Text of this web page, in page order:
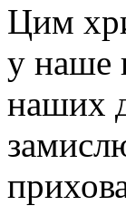
Цим
у наше
наших